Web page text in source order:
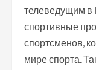
телеведущим в
спортивные
спортсменов,
мире спорта.